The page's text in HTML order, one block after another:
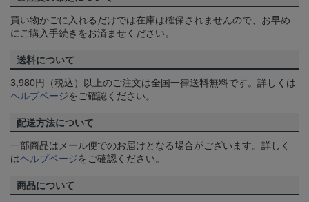
買い物かごに入れるだけでは在庫は確保されませんので、お早め
にご購入手続きをお済ませください。
送料について
3,980円（税込）以上のご注文は全国一律送料無料です。詳しくは
ヘルプページをご確認ください。
配送方法について
一部商品はメール便でのお届けとなる場合がございます。詳しく
はヘルプページをご確認ください。
商品について